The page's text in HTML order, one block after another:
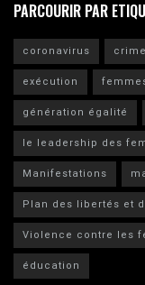
PARCOURIR PAR
coronavirus
exécution
génération égalité
le leadership des
Manifestations
Plan des libertés et
Violence contre les
éducation